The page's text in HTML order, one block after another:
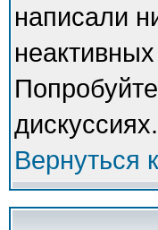
написали
дискуссиях.
Вернуться